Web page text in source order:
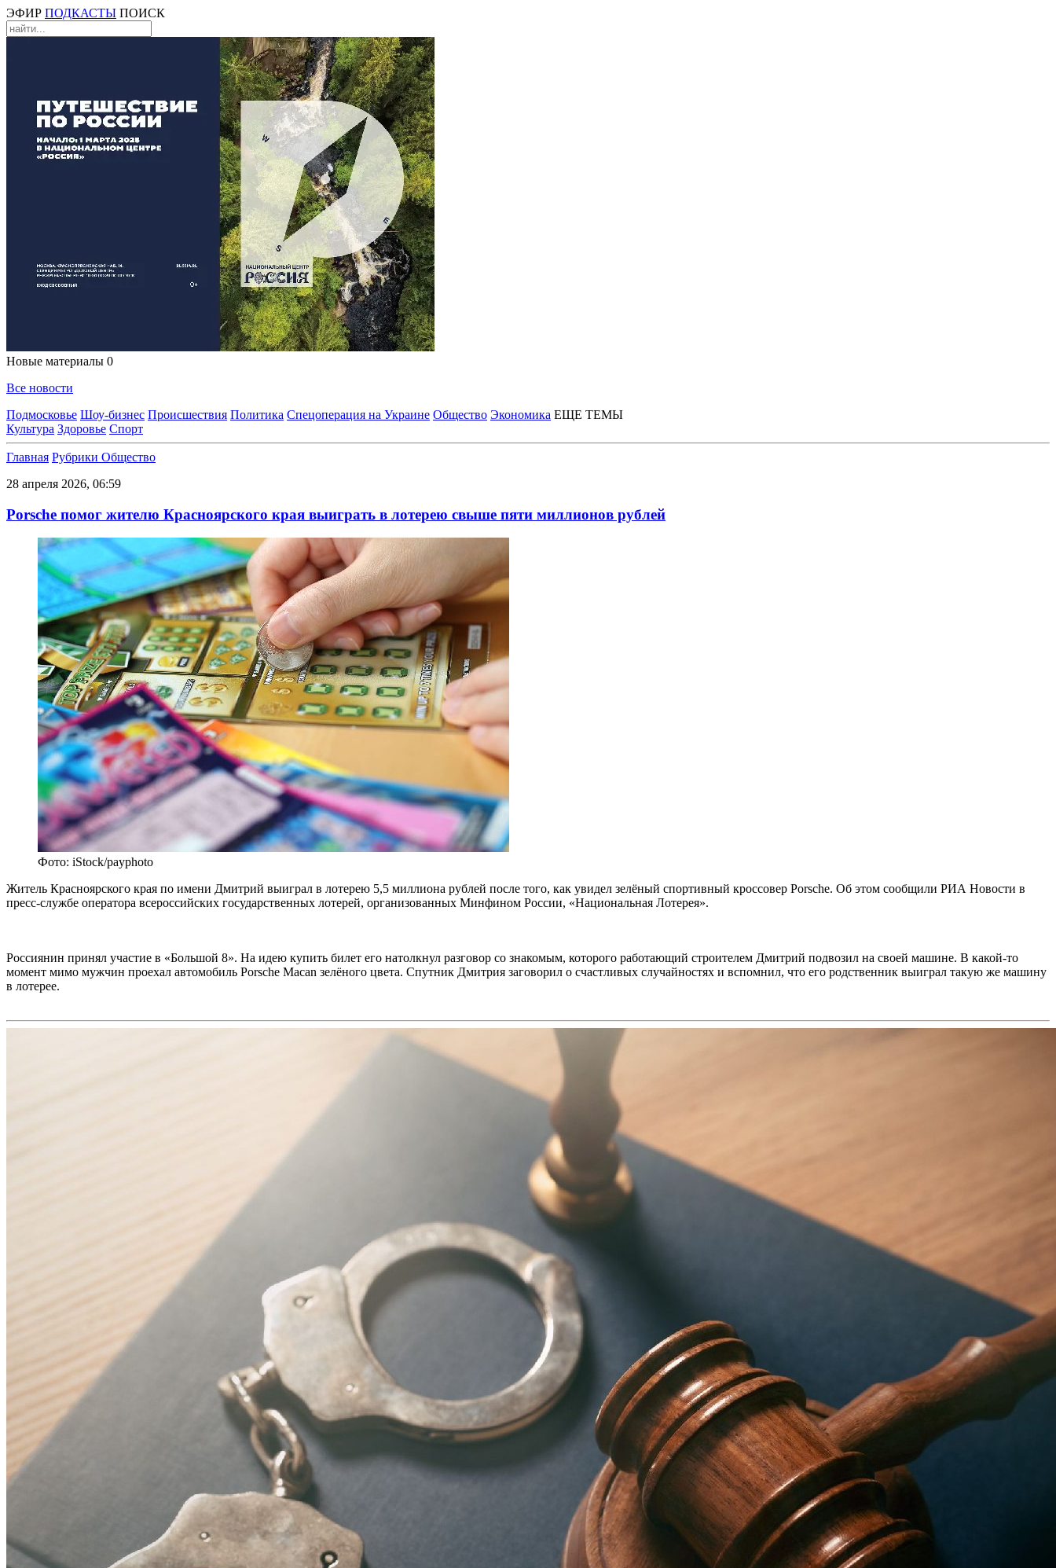
ЭФИР ПОДКАСТЫ ПОИСК
Новые материалы 0
Все новости
Подмосковье Шоу-бизнес Происшествия Политика Спецоперация на Украине Общество Экономика ЕЩЕ ТЕМЫ
Культура Здоровье Спорт
Главная Рубрики Общество
28 апреля 2026, 06:59
Porsche помог жителю Красноярского края выиграть в лотерею свыше пяти миллионов рублей
Фото: iStock/payphoto
Житель Красноярского края по имени Дмитрий выиграл в лотерею 5,5 миллиона рублей после того, как увидел зелёный спортивный кроссовер Porsche. Об этом сообщили РИА Новости в
пресс-службе оператора всероссийских государственных лотерей, организованных Минфином России, «Национальная Лотерея».
Россиянин принял участие в «Большой 8». На идею купить билет его натолкнул разговор со знакомым, которого работающий строителем Дмитрий подвозил на своей машине. В какой-то
момент мимо мужчин проехал автомобиль Porsche Macan зелёного цвета. Спутник Дмитрия заговорил о счастливых случайностях и вспомнил, что его родственник выиграл такую же машину
в лотерее.